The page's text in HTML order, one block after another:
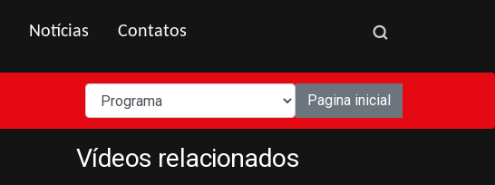
Notícias Contatos
Pagina inicial
Vídeos relacionados